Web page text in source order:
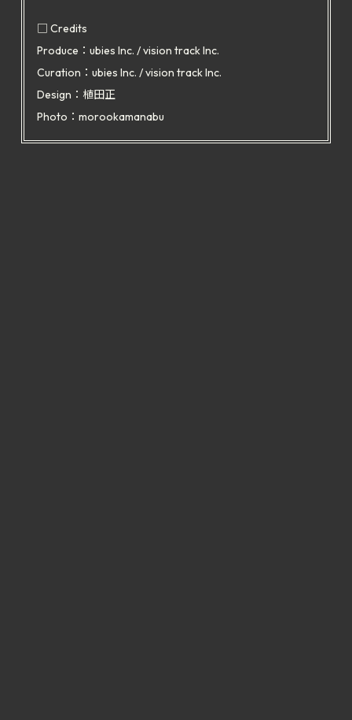
□ Credits
Produce：ubies Inc. / vision track Inc.
Curation：ubies Inc. / vision track Inc.
Design：植田正
Photo：morookamanabu